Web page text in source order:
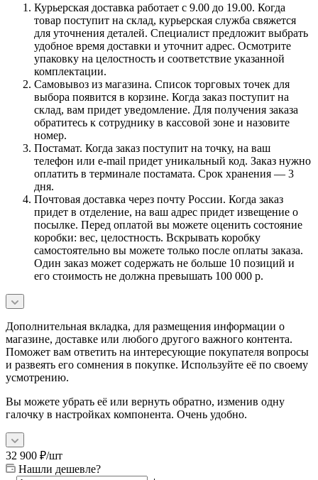
Курьерская доставка работает с 9.00 до 19.00. Когда
товар поступит на склад, курьерская служба свяжется
для уточнения деталей. Специалист предложит выбрать
удобное время доставки и уточнит адрес. Осмотрите
упаковку на целостность и соответствие указанной
комплектации.
Самовывоз из магазина. Список торговых точек для
выбора появится в корзине. Когда заказ поступит на
склад, вам придет уведомление. Для получения заказа
обратитесь к сотруднику в кассовой зоне и назовите
номер.
Постамат. Когда заказ поступит на точку, на ваш
телефон или e-mail придет уникальный код. Заказ нужно
оплатить в терминале постамата. Срок хранения — 3
дня.
Почтовая доставка через почту России. Когда заказ
придет в отделение, на ваш адрес придет извещение о
посылке. Перед оплатой вы можете оценить состояние
коробки: вес, целостность. Вскрывать коробку
самостоятельно вы можете только после оплаты заказа.
Один заказ может содержать не больше 10 позиций и
его стоимость не должна превышать 100 000 р.
Дополнительная вкладка, для размещения информации о
магазине, доставке или любого другого важного контента.
Поможет вам ответить на интересующие покупателя вопросы
и развеять его сомнения в покупке. Используйте её по своему
усмотрению.
Вы можете убрать её или вернуть обратно, изменив одну
галочку в настройках компонента. Очень удобно.
32 900 ₽/шт
Нашли дешевле?